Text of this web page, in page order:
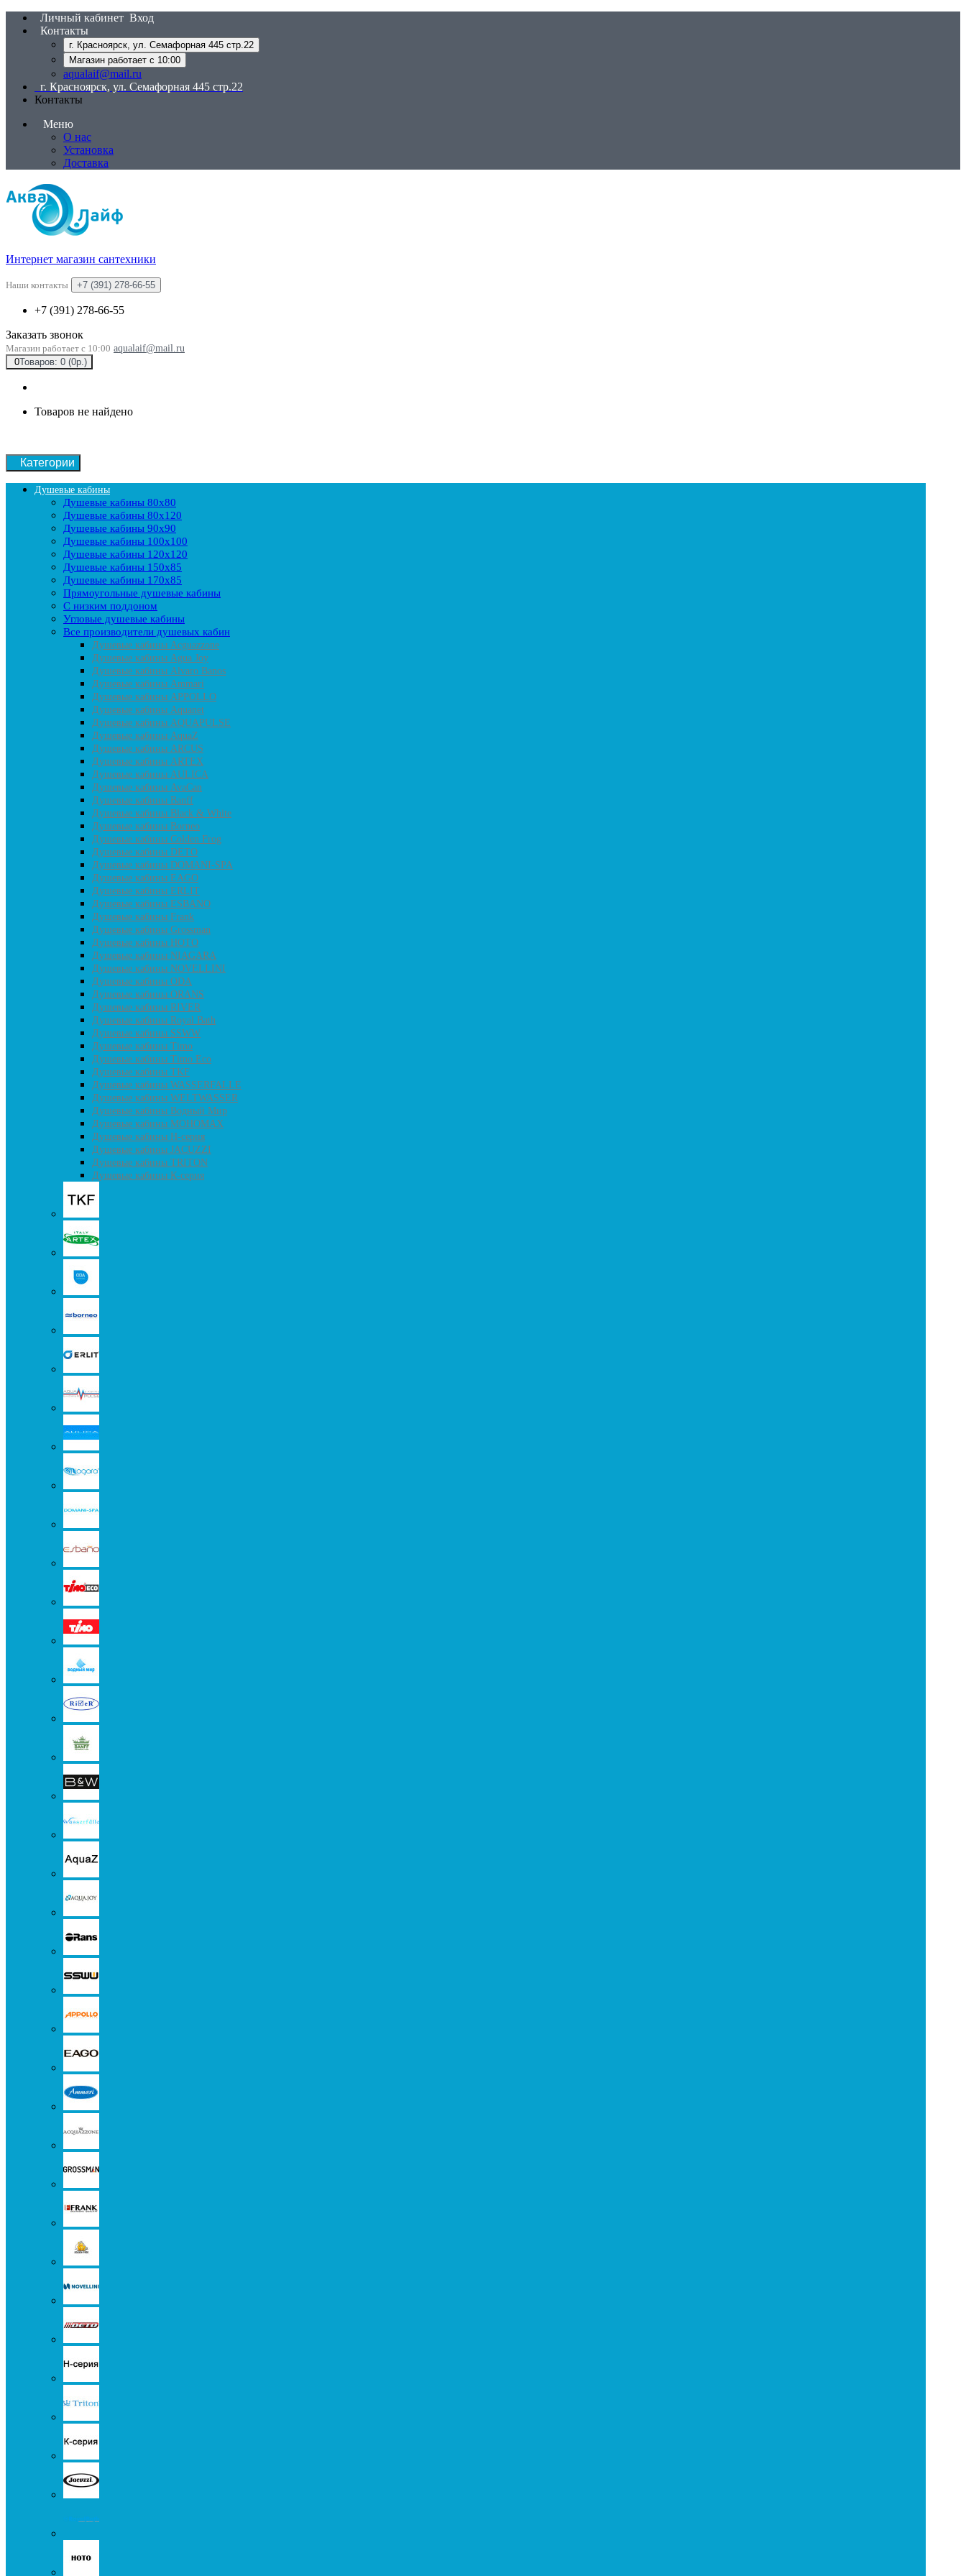
Личный кабинет Вход
Контакты
г. Красноярск, ул. Семафорная 445 стр.22
Магазин работает с 10:00
aqualaif@mail.ru
г. Красноярск, ул. Семафорная 445 стр.22
Контакты
Меню
О нас
Установка
Доставка
Интернет магазин сантехники
Наши контакты +7 (391) 278-66-55
+7 (391) 278-66-55
Заказать звонок
Магазин работает с 10:00 aqualaif@mail.ru
0Товаров: 0 (0р.)
Товаров не найдено
Категории
Душевые кабины
Душевые кабины 80x80
Душевые кабины 80x120
Душевые кабины 90х90
Душевые кабины 100x100
Душевые кабины 120x120
Душевые кабины 150x85
Душевые кабины 170x85
Прямоугольные душевые кабины
С низким поддоном
Угловые душевые кабины
Все производители душевых кабин
Душевые кабины Acguazzone
Душевые кабины Agua Joy
Душевые кабины Alvaro Banos
Душевые кабины Ammari
Душевые кабины APPOLLO
Душевые кабины Aquanet
Душевые кабины AQUAPULSE
Душевые кабины AquaZ
Душевые кабины ARCUS
Душевые кабины ARTEX
Душевые кабины AULICA
Душевые кабины AvaCan
Душевые кабины Banff
Душевые кабины Black & White
Душевые кабины Borneo
Душевые кабины Colden Frog
Душевые кабины DETO
Душевые кабины DOMANI-SPA
Душевые кабины EAGO
Душевые кабины ERLIT
Душевые кабины ESBANO
Душевые кабины Frank
Душевые кабины Grossman
Душевые кабины HOTO
Душевые кабины NIAGARA
Душевые кабины NOVELLINI
Душевые кабины ODA
Душевые кабины ORANS
Душевые кабины RIVER
Душевые кабины Royal Bath
Душевые кабины SSWW
Душевые кабины Timo
Душевые кабины Timo Eco
Душевые кабины TKF
Душевые кабины WASSERFALLE
Душевые кабины WELTWASSER
Душевые кабины Водный Мир
Душевые кабины МОНОМАХ
Душевые кабины H-серия
Душевые кабины JACUZZI
Душевые кабины TRITON
Душевые кабины К-серия